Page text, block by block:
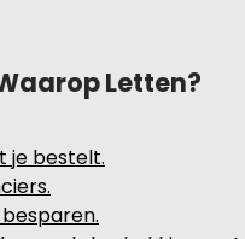
Letten?
je bestelt.